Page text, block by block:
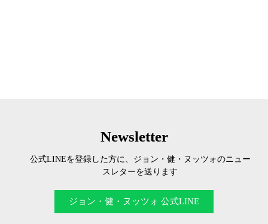
Newsletter
公式LINEを登録した方に、ジョン・健・ヌッツォのニュー
スレターを送ります
ジョン・健・ヌッツォ 公式LINE